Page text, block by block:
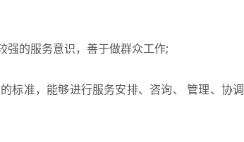
的服务意识，善于做群众工作;
准，能够进行服务安排、咨询、 管理、协调